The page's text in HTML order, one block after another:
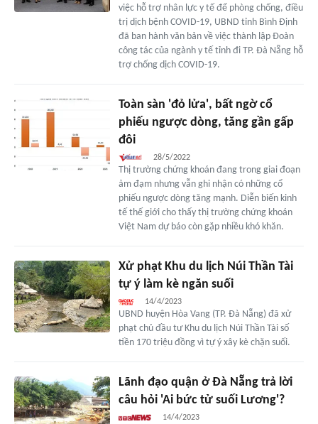
việc hỗ trợ nhân lực y tế để phòng chống, điều
trị dịch bệnh COVID-19, UBND tỉnh Bình Định
đã ban hành văn bản về việc thành lập Đoàn
công tác của ngành y tế tỉnh đi TP. Đà Nẵng hỗ
trợ chống dịch COVID-19.
Toàn sàn 'đỏ lửa', bất ngờ cổ
phiếu ngược dòng, tăng gần gấp
đôi
28/5/2022
Thị trường chứng khoán đang trong giai đoạn
ảm đạm nhưng vẫn ghi nhận có những cổ
phiếu ngược dòng tăng mạnh. Diễn biến kinh
tế thế giới cho thấy thị trường chứng khoán
Việt Nam dự báo còn gặp nhiều khó khăn.
Xử phạt Khu du lịch Núi Thần Tài
tự ý làm kè ngăn suối
14/4/2023
UBND huyện Hòa Vang (TP. Đà Nẵng) đã xử
phạt chủ đầu tư Khu du lịch Núi Thần Tài số
tiền 170 triệu đồng vì tự ý xây kè chặn suối.
Lãnh đạo quận ở Đà Nẵng trả lời
câu hỏi 'Ai bức tử suối Lương'?
14/4/2023